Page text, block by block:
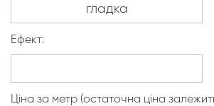
Ефект:
Ціна за метр (остаточна ціна